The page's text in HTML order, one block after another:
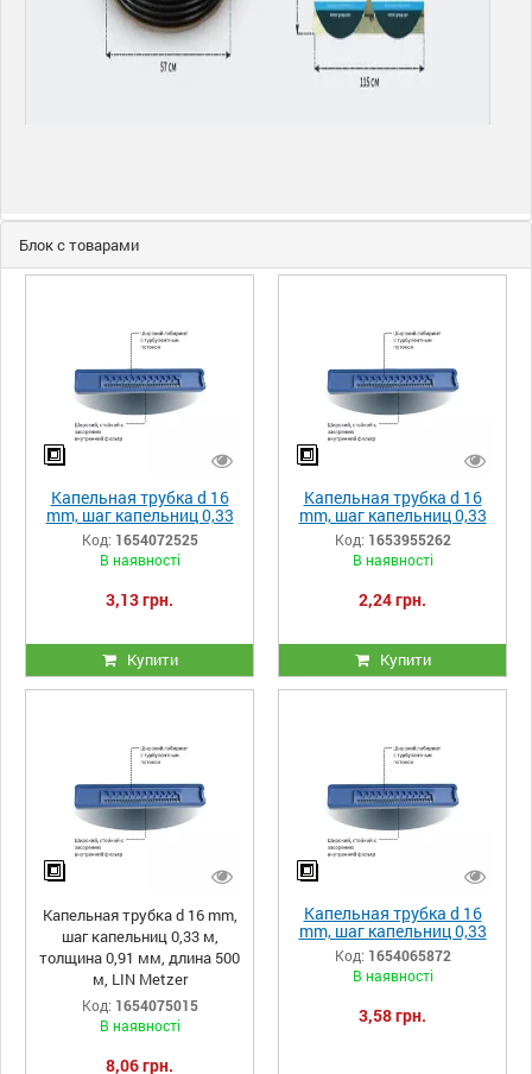
Блок с товарами
Капельная трубка d 16
mm, шаг капельниц 0,33
м, толщина 0,20 мм,
длина 2500 м, LIN Metzer
Код: 1654072525
В наявності
3,13 грн.
Купити
Капельная трубка d 16
mm, шаг капельниц 0,33
м, толщина 0,15 мм,
длина 3000 м, LIN Metzer
Код: 1653955262
В наявності
2,24 грн.
Купити
Капельная трубка d 16 mm,
шаг капельниц 0,33 м,
толщина 0,91 мм, длина 500
м, LIN Metzer
Код: 1654075015
В наявності
8,06 грн.
Капельная трубка d 16
mm, шаг капельниц 0,33
м, толщина 0,25 мм,
длина 1600 м, LIN Metzer
Код: 1654065872
В наявності
3,58 грн.